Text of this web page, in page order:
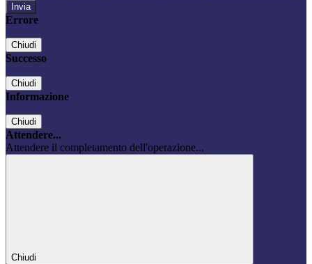
Errore
Chiudi
Successo
Chiudi
Informazione
Chiudi
Attendere...
Attendere il completamento dell'operazione...
Chiudi